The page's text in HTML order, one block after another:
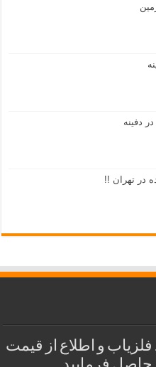
دفینه
در تهران !!
و اطلاع از قیمت